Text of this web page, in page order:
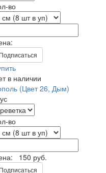
во
в наличии
(Цвет 26, Дым)
во
150 руб.